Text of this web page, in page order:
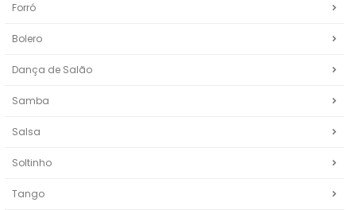
Forró
Bolero
Dança de Salão
Samba
Salsa
Soltinho
Tango